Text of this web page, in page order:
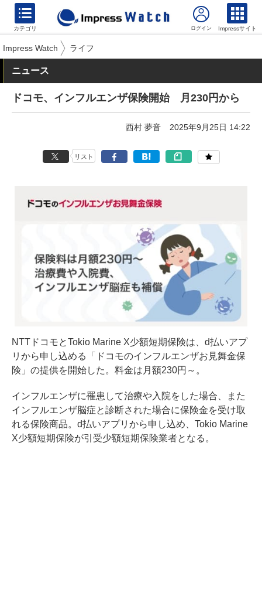
カテゴリ Impressサイト
Impress Watch ライフ
ニュース
ドコモ、インフルエンザ保険開始 月230円から
西村 夢音 2025年9月25日 14:22
リスト
NTTドコモとTokio Marine X少額短期保険は、d払いアプ
リから申し込める「ドコモのインフルエンザお見舞金保
険」の提供を開始した。料金は月額230円～。
インフルエンザに罹患して治療や入院をした場合、また
インフルエンザ脳症と診断された場合に保険金を受け取
れる保険商品。d払いアプリから申し込め、Tokio Marine
X少額短期保険が引受少額短期保険業者となる。